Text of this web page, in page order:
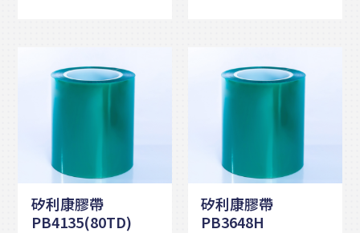
矽利康膠帶
PB4135(80TD)
矽利康膠帶
PB3648H